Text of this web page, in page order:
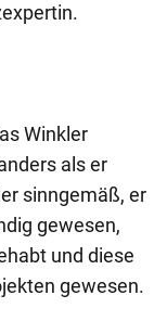
Winkler
als er
sinngemäß, er
gewesen,
und diese
gewesen.